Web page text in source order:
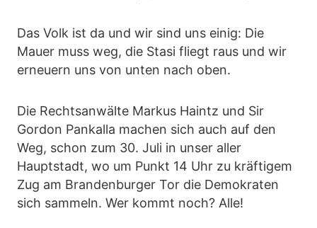
Das Volk ist da und wir sind uns einig: Die
Mauer muss weg, die Stasi fliegt raus und wir
erneuern uns von unten nach oben.
Die Rechtsanwälte Markus Haintz und Sir
Gordon Pankalla machen sich auch auf den
Weg, schon zum 30. Juli in unser aller
Hauptstadt, wo um Punkt 14 Uhr zu kräftigem
Zug am Brandenburger Tor die Demokraten
sich sammeln. Wer kommt noch? Alle!